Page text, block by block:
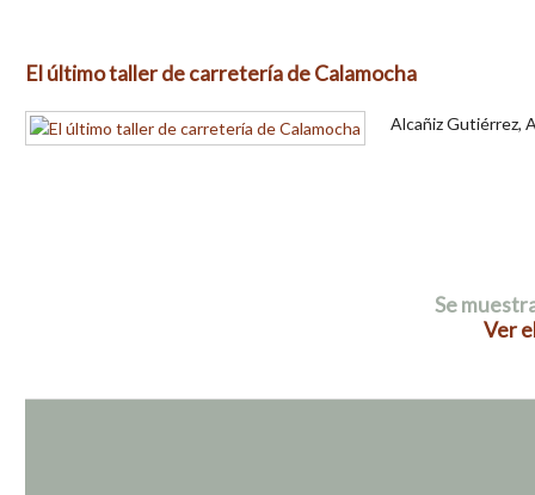
El último taller de carretería de Calamocha
Alcañiz Gutiérrez,
Se
Ver